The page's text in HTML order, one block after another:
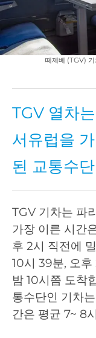
떼제베 (TGV)
TGV 열차
서유럽을
된 교통수
TGV 기차는 파
가장 이른 시간
후 2시 직전에
10시 39분, 오
밤 10시쯤 도착
통수단인 기차
간은 평균 7~ 8